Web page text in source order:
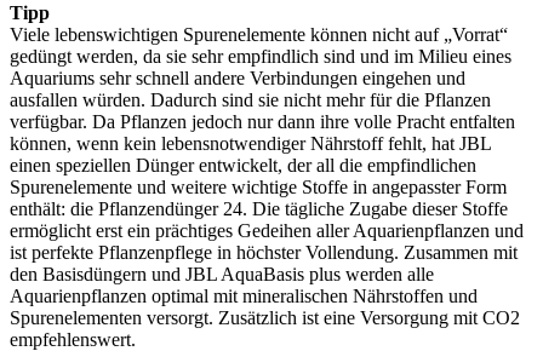
Tipp
Viele lebenswichtigen Spurenelemente können nicht auf „Vorrat“
gedüngt werden, da sie sehr empfindlich sind und im Milieu eines
Aquariums sehr schnell andere Verbindungen eingehen und
ausfallen würden. Dadurch sind sie nicht mehr für die Pflanzen
verfügbar. Da Pflanzen jedoch nur dann ihre volle Pracht entfalten
können, wenn kein lebensnotwendiger Nährstoff fehlt, hat JBL
einen speziellen Dünger entwickelt, der all die empfindlichen
Spurenelemente und weitere wichtige Stoffe in angepasster Form
enthält: die Pflanzendünger 24. Die tägliche Zugabe dieser Stoffe
ermöglicht erst ein prächtiges Gedeihen aller Aquarienpflanzen und
ist perfekte Pflanzenpflege in höchster Vollendung. Zusammen mit
den Basisdüngern und JBL AquaBasis plus werden alle
Aquarienpflanzen optimal mit mineralischen Nährstoffen und
Spurenelementen versorgt. Zusätzlich ist eine Versorgung mit CO2
empfehlenswert.